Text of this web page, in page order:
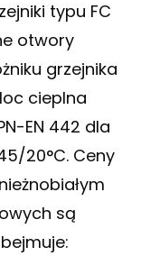
typu FC
otwory
grzejnika
cieplna
EN 442 dla
20°C. Ceny
są